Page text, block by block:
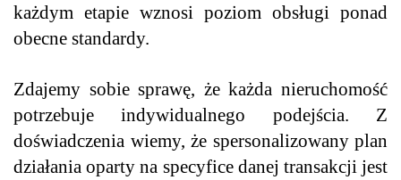
każdym etapie wznosi poziom obsługi ponad
obecne standardy.
Zdajemy sobie sprawę, że każda nieruchomość
potrzebuje indywidualnego podejścia. Z
doświadczenia wiemy, że spersonalizowany plan
działania oparty na specyfice danej transakcji jest